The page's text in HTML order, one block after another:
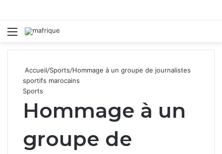
Menu
Accueil/Sports/Hommage à un groupe de journalistes
sportifs marocains
Sports
Hommage à un
groupe de